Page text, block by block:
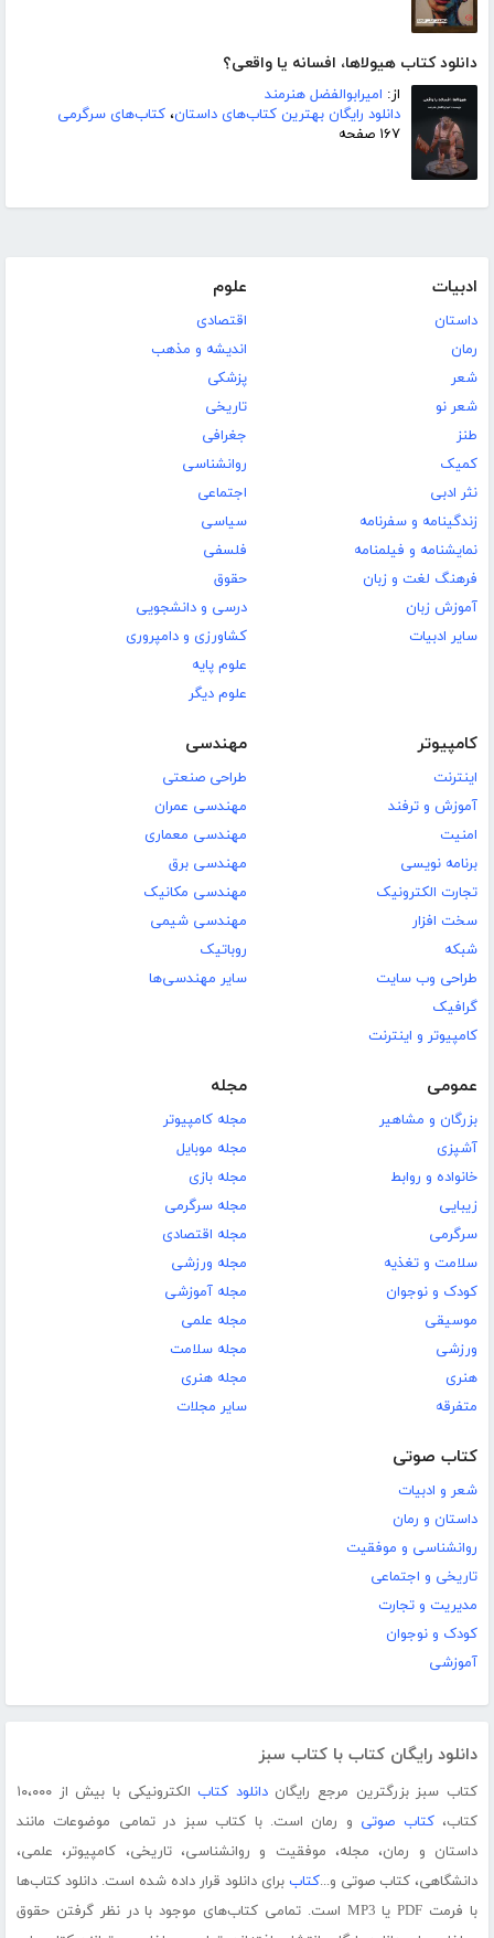
دانلود کتاب هیولاها، افسانه یا واقعی؟
از: امیرابوالفضل هنرمند
دانلود رایگان بهترین کتاب‌های داستان، کتاب‌های سرگرمی
۱۶۷ صفحه
ادبیات
داستان
رمان
شعر
شعر نو
طنز
کمیک
نثر ادبی
زندگینامه و سفرنامه
نمایشنامه و فیلمنامه
فرهنگ لغت و زبان
آموزش زبان
سایر ادبیات
علوم
اقتصادی
اندیشه و مذهب
پزشکی
تاریخی
جغرافی
روانشناسی
اجتماعی
سیاسی
فلسفی
حقوق
درسی و دانشجویی
کشاورزی و دامپروری
علوم پایه
علوم دیگر
کامپیوتر
اینترنت
آموزش و ترفند
امنیت
برنامه نویسی
تجارت الکترونیک
سخت افزار
شبکه
طراحی وب سایت
گرافیک
کامپیوتر و اینترنت
مهندسی
طراحی صنعتی
مهندسی عمران
مهندسی معماری
مهندسی برق
مهندسی مکانیک
مهندسی شیمی
روباتیک
سایر مهندسی‌ها
عمومی
بزرگان و مشاهیر
آشپزی
خانواده و روابط
زیبایی
سرگرمی
سلامت و تغذیه
کودک و نوجوان
موسیقی
ورزشی
هنری
متفرقه
مجله
مجله کامپیوتر
مجله موبایل
مجله بازی
مجله سرگرمی
مجله اقتصادی
مجله ورزشی
مجله آموزشی
مجله علمی
مجله سلامت
مجله هنری
سایر مجلات
کتاب صوتی
شعر و ادبیات
داستان و رمان
روانشناسی و موفقیت
تاریخی و اجتماعی
مدیریت و تجارت
کودک و نوجوان
آموزشی
دانلود رایگان کتاب با کتاب سبز
کتاب سبز بزرگترین مرجع رایگاندانلود کتاب
الکترونیکی با بیش از ۱۰،۰۰۰
کتاب،کتاب صوتی و رمان است. با کتاب سبز در تمامی موضوعات مانند
داستان و رمان، مجله، موفقیت و روانشناسی، تاریخی، کامپیوتر، علمی،
دانشگاهی، کتاب صوتی و...کتاب برای دانلود قرار داده شده است. دانلود کتاب‌ها
با فرمت PDF یا MP3 است. تمامی کتاب‌های موجود با در نظر گرفتن حقوق